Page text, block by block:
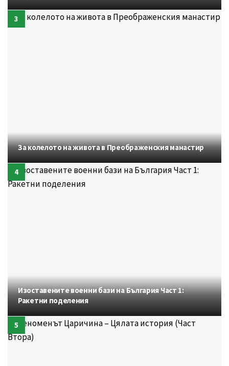
За колелото на живота в Преображенския манастир
Изоставените военни бази на България Част 1:
Ракетни поделения